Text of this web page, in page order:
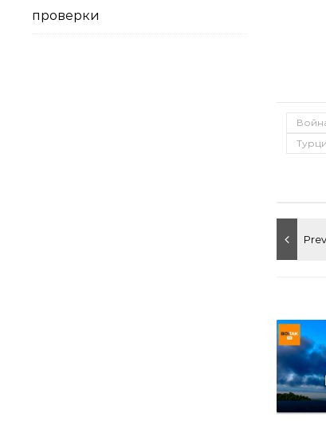
проверки